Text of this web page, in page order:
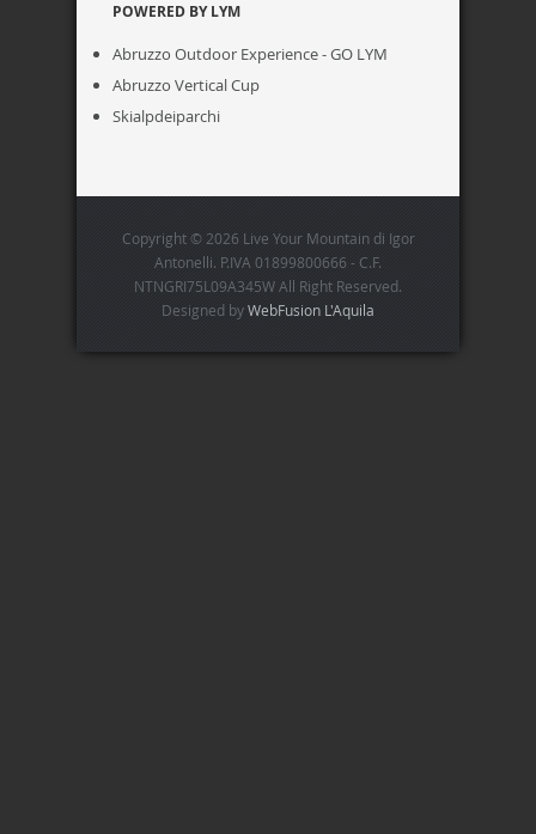
POWERED BY LYM
Abruzzo Outdoor Experience - GO LYM
Abruzzo Vertical Cup
Skialpdeiparchi
Copyright © 2026 Live Your Mountain di Igor
Antonelli. P.IVA 01899800666 - C.F.
NTNGRI75L09A345W All Right Reserved.
Designed byWebFusion L'Aquila